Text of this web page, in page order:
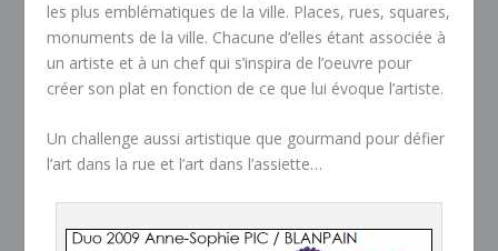
les plus emblématiques de la ville. Places, rues, squares,
monuments de la ville. Chacune d’elles étant associée à
un artiste et à un chef qui s’inspira de l’oeuvre pour
créer son plat en fonction de ce que lui évoque l’artiste.
Un challenge aussi artistique que gourmand pour défier
l’art dans la rue et l’art dans l’assiette…